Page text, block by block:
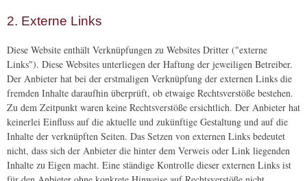
2. Externe Links
Diese Website enthält Verknüpfungen zu Websites Dritter ("externe
Links"). Diese Websites unterliegen der Haftung der jeweiligen Betreiber.
Der Anbieter hat bei der erstmaligen Verknüpfung der externen Links die
fremden Inhalte daraufhin überprüft, ob etwaige Rechtsverstöße bestehen.
Zu dem Zeitpunkt waren keine Rechtsverstöße ersichtlich. Der Anbieter hat
keinerlei Einfluss auf die aktuelle und zukünftige Gestaltung und auf die
Inhalte der verknüpften Seiten. Das Setzen von externen Links bedeutet
nicht, dass sich der Anbieter die hinter dem Verweis oder Link liegenden
Inhalte zu Eigen macht. Eine ständige Kontrolle dieser externen Links ist